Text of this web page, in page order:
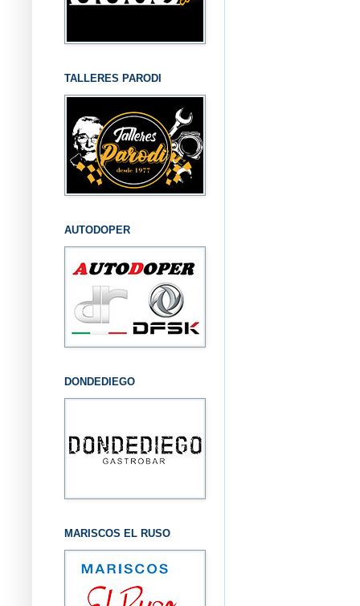
TALLERES PARODI
AUTODOPER
DONDEDIEGO
MARISCOS EL RUSO